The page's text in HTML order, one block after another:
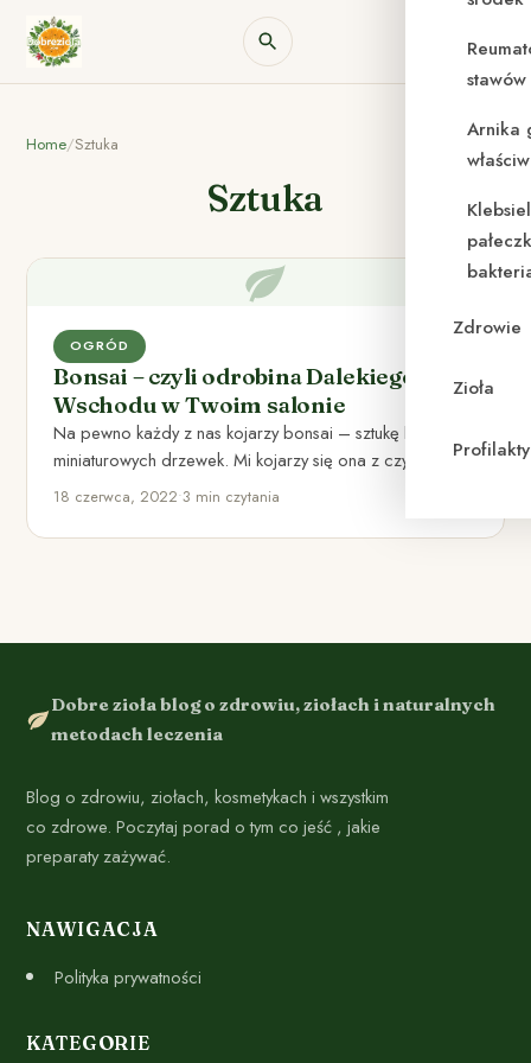
Arnika
Zdrowie
Zioła
Home/Sztuka
Sztuka
OGRÓD
Bonsai – czyli odrobina Dalekiego
Wschodu w Twoim salonie
Na pewno każdy z nas kojarzy bonsai – sztukę hodowli
miniaturowych drzewek. Mi kojarzy się ona z czymś…
18 czerwca, 2022•3 min czytania
Dobre zioła blog o zdrowiu, ziołach i naturalnych
metodach leczenia
Blog o zdrowiu, ziołach, kosmetykach i wszystkim
co zdrowe. Poczytaj porad o tym co jeść , jakie
preparaty zażywać.
NAWIGACJA
Polityka prywatności
KATEGORIE